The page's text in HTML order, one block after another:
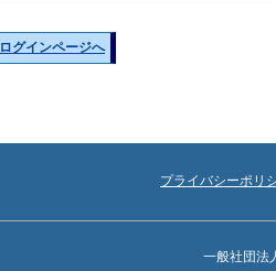
ログインページへ
プライバシーポリ
一般社団法